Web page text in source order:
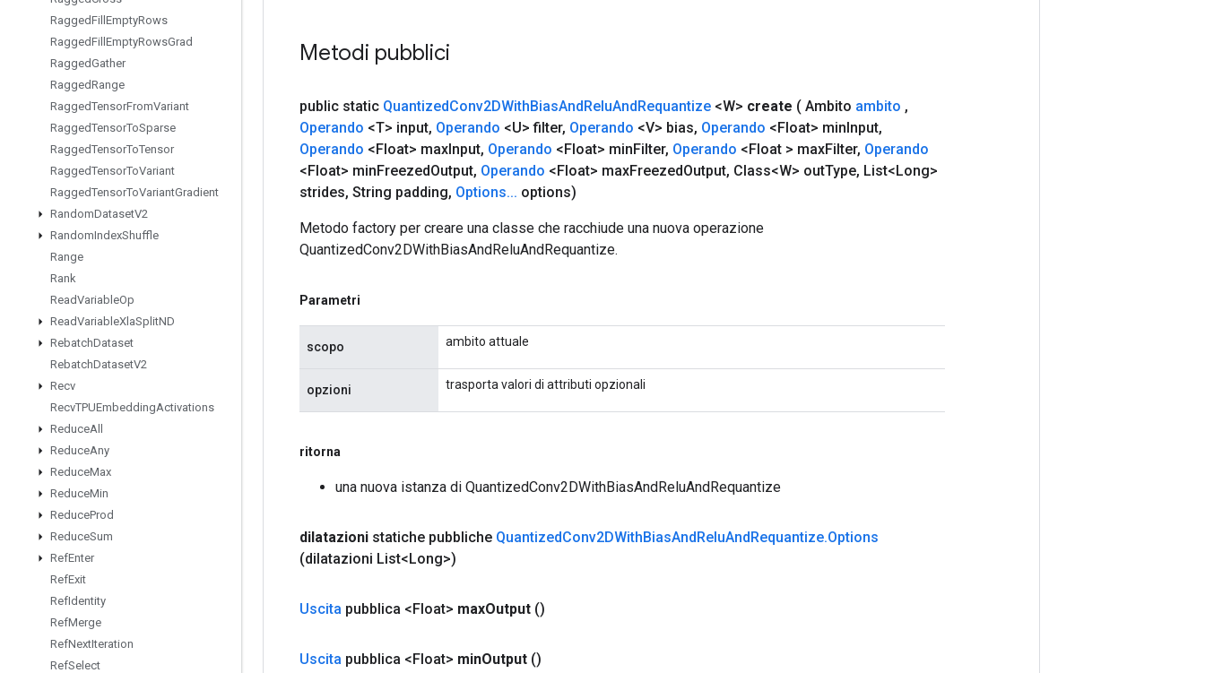
RaggedFill EmptyRows
RaggedFill EmptyRowsGrad
RaggedGather
RaggedRange
RaggedTensorFromVariant
RaggedTensorToSparse
RaggedTensorToTensor
RaggedTensorToVariant
RaggedTensorToVariantGradient
RandomDatasetV2
RandomIndexShuffle
Range
Rank
ReadVariableOp
ReadVariableXlaSplitND
RebatchDataset
RebatchDatasetV2
Recv
RecvTPUEmbeddingActivations
ReduceAll
ReduceAny
ReduceMax
ReduceMin
ReduceProd
ReduceSum
RefEnter
RefExit
RefIdentity
RefMerge
RefNextIteration
RefSelect
Metodi pubblici
public static QuantizedConv2DWithBiasAndReluAndRequantize <W> create ( Ambito ambito ,
Operando <T> input, Operando <U> filter, Operando <V> bias, Operando <Float> minInput,
Operando <Float> maxInput, Operando <Float> minFilter, Operando <Float > maxFilter, Operando
<Float> minFreezedOutput, Operando <Float> maxFreezedOutput, Class<W> outType, List<Long>
strides, String padding, Options... options)
Metodo factory per creare una classe che racchiude una nuova operazione
QuantizedConv2DWithBiasAndReluAndRequantize.
Parametri
scopo ambito attuale
opzioni trasporta valori di attributi opzionali
ritorna
una nuova istanza di QuantizedConv2DWithBiasAndReluAndRequantize
dilatazioni statiche pubbliche QuantizedConv2DWithBiasAndReluAndRequantize.Options
(dilatazioni List<Long>)
Uscita pubblica <Float> maxOutput ()
Uscita pubblica <Float> minOutput ()